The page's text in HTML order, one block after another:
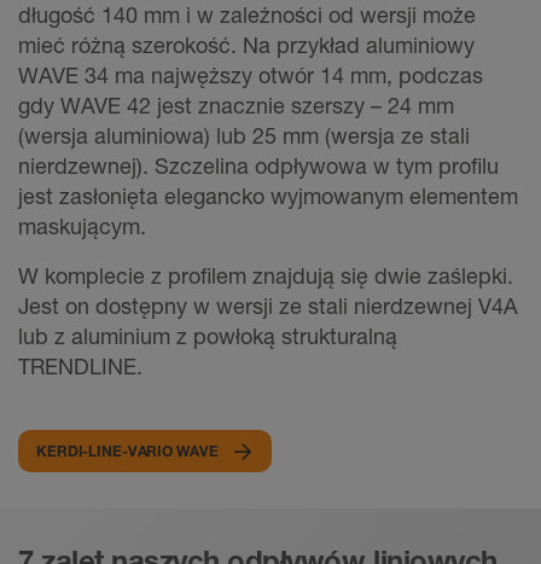
długość 140 mm i w zależności od wersji może
mieć różną szerokość. Na przykład aluminiowy
WAVE 34 ma najwęższy otwór 14 mm, podczas
gdy WAVE 42 jest znacznie szerszy – 24 mm
(wersja aluminiowa) lub 25 mm (wersja ze stali
nierdzewnej). Szczelina odpływowa w tym profilu
jest zasłonięta elegancko wyjmowanym elementem
maskującym.
W komplecie z profilem znajdują się dwie zaślepki.
Jest on dostępny w wersji ze stali nierdzewnej V4A
lub z aluminium z powłoką strukturalną
TRENDLINE.
KERDI-LINE-VARIO WAVE